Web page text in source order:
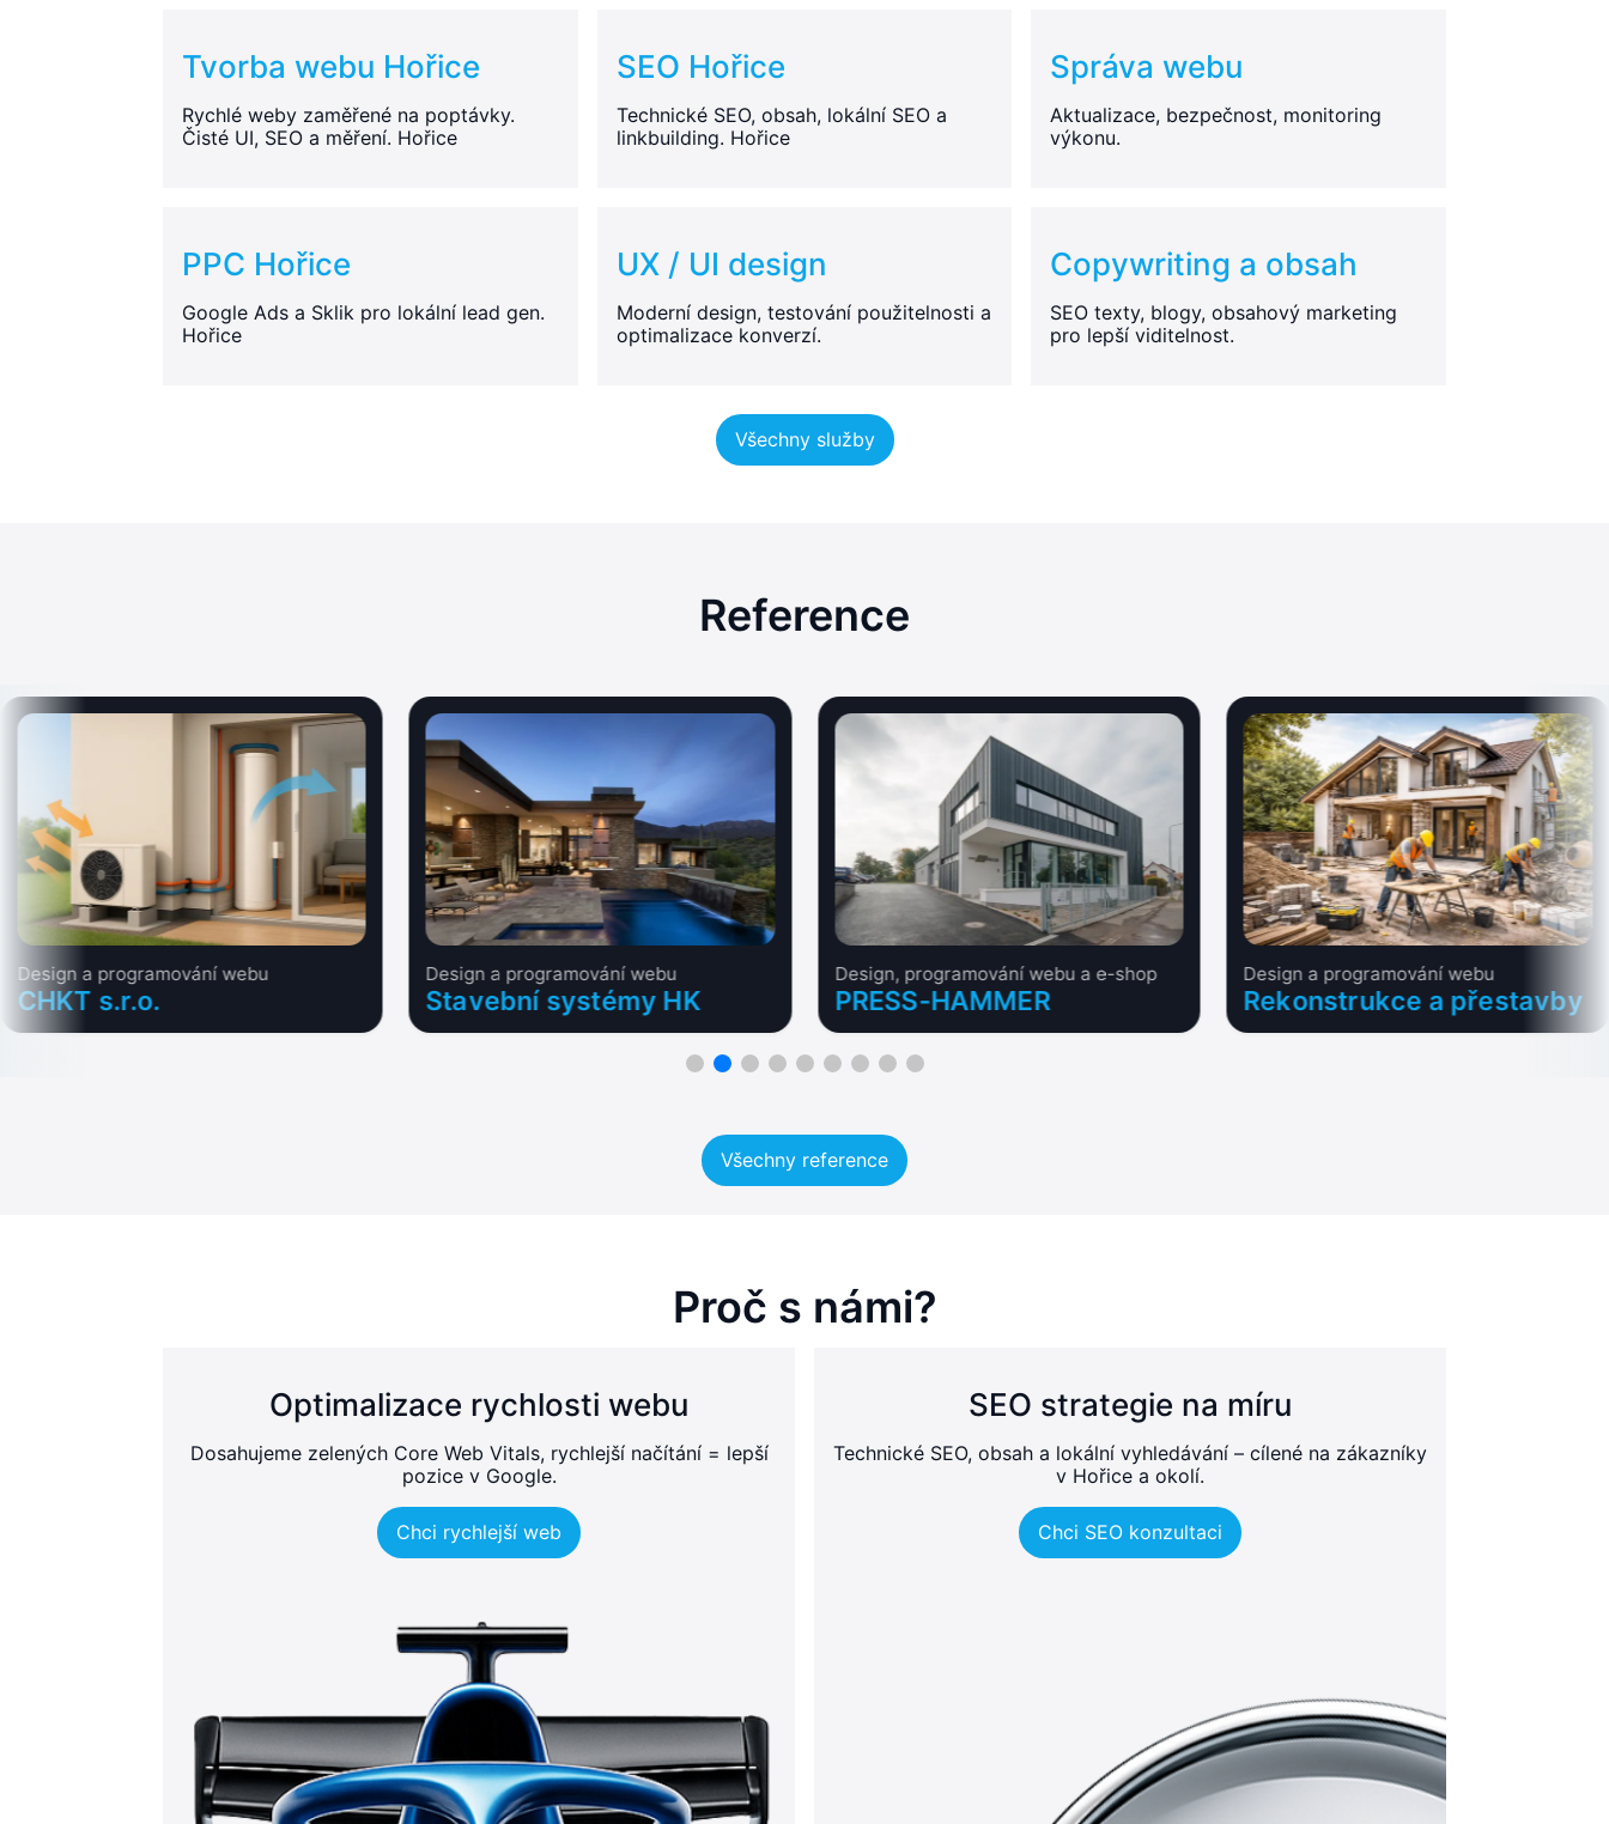
Tvorba webu Hořice
Rychlé weby zaměřené na poptávky.
Čisté UI, SEO a měření. Hořice
SEO Hořice
Technické SEO, obsah, lokální SEO a
linkbuilding. Hořice
Správa webu
Aktualizace, bezpečnost, monitoring
výkonu.
PPC Hořice
Google Ads a Sklik pro lokální lead gen.
Hořice
UX / UI design
Moderní design, testování použitelnosti a
optimalizace konverzí.
Copywriting a obsah
SEO texty, blogy, obsahový marketing
pro lepší viditelnost.
Všechny služby
Reference
Design a programování webu
CHKT s.r.o.
Design a programování webu
Stavební systémy HK
Design, programování webu a e-shop
PRESS-HAMMER
Design a programování webu
Rekonstrukce a přestavby
Všechny reference
Proč s námi?
Optimalizace rychlosti webu
Dosahujeme zelených Core Web Vitals, rychlejší načítání = lepší
pozice v Google.
Chci rychlejší web
SEO strategie na míru
Technické SEO, obsah a lokální vyhledávání – cílené na zákazníky
v Hořice a okolí.
Chci SEO konzultaci